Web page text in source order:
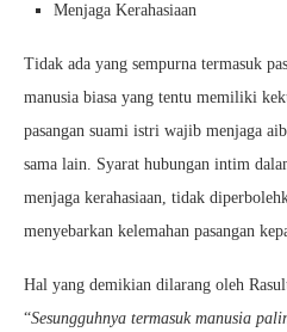
Menjaga Kerahasiaan
Tidak ada yang sempurna termasuk
manusia biasa yang tentu memiliki
pasangan suami istri wajib menjaga
sama lain. Syarat hubungan intim
menjaga kerahasiaan, tidak
menyebarkan kelemahan pasangan
Hal yang demikian dilarang oleh
“Sesungguhnya termasuk manusia